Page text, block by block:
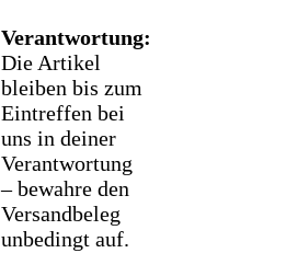
Verantwortung:
Die Artikel
bleiben bis zum
Eintreffen bei
uns in deiner
Verantwortung
– bewahre den
Versandbeleg
unbedingt auf.